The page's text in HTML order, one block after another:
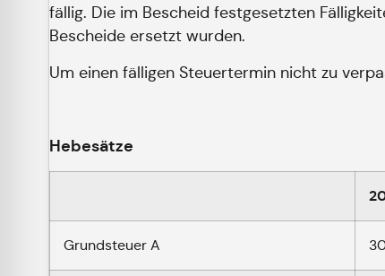
fällig. Die im Bescheid festgesetzten
Bescheide ersetzt wurden.
Um einen fälligen Steuertermin nicht zu
Hebesätze
Grundsteuer A